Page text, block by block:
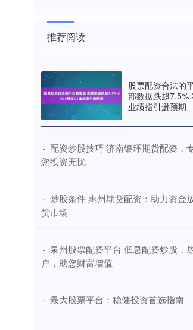
推荐阅读
股票配资合法的
部数据跌超7.5%
业绩指引逊预期
· 配资炒股技巧 济南银环期货配资，
您投资无忧
· 炒股条件 惠州期货配资：助力资金
货市场
· 泉州股票配资平台 低息配资炒股，
户，助您财富增值
· ​最大股票平台：稳健投资首选指南